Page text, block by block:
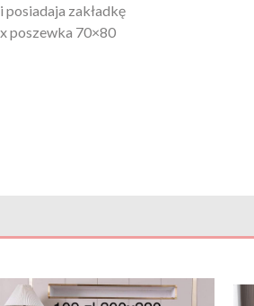
posiadaja zakładkę
poszewka 70×80